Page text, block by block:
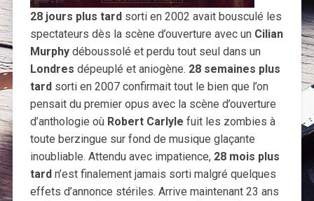
28 jours plus tardsorti en 2002 avait bousculé les
spectateurs dès la scène d’ouverture avec unCilian
Murphydéboussolé et perdu tout seul dans un
Londres dépeuplé et aniogène. 28 semaines plus
tardsorti en 2007 confirmait tout le bien que l’on
pensait du premier opus avec la scène d’ouverture
d’anthologie où Robert Carlyle fuit les zombies à
toute berzingue sur fond de musique glaçante
inoubliable. Attendu avec impatience, 28 mois plus
tardn’est finalement jamais sorti malgré quelques
effets d’annonce stériles. Arrive maintenant 23 ans